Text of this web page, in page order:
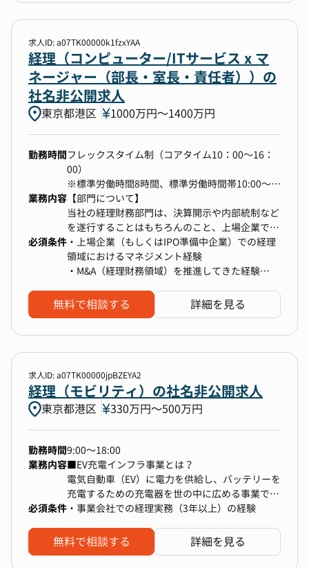
が各事業会社担当として全ての工程を担当いたし
ます。
通常、工程ごとに役割が分断されている環境が多
い中、一人で１社の経理業務を全て締められるた
め、経理としてのキャリア育成のスピードが圧倒
的に早くなります。
・幅広いキャリアの選択が可能な環境
個人のスキルによって、お任せしていく業務規
模・内容が変わっていきますので、同じ作業を何
年も続けると言ったような変化のなさにお困りに
なることもありません。
弊社は積極的な海外展開、M＆Aにより日本を含
め10カ国以上の海外拠点で事業を営んでおりま
す。そのため将来的には連結決算、子会社CFOや
グローバルファイナンス業務に携われるチャンス
経理として、自走して、成長していきたいという
前向きなお気持ちをお持ちの方には、プラスの機
・メンバーが成長できる組織
経理未経験で入社した方も幅広い経験を経て中核
メンバーとして活躍されている方もおり、成長・
学習意欲が高い方へは活躍の場を広げる機会を提
供します。
【本ポジションのやりがい】
・事業成長を続けている弊社では更なる事業拡大
を図るため、安定した経営基盤の構築に携わって
共に会社を大きく拡大していけるチャンスがあり
ます。
求人ID: a07TK00000k1fzxYAA
経理（コンピューター/ITサービス x マ
ネージャー（部長・室長・責任者））の
社名非公開求人
東京都港区 1000万円〜1400万円
勤務時間フレックスタイム制（コアタイム10：00～16：
00）
※標準労働時間8時間、標準労働時間帯10:00～
19：00
業務内容 【部門について】
当社の経理財務部門は、決算開示や内部統制など
を遂行することはもちろんのこと、上場企業であ
りながら、大きな変化を生み出していくために事
業開発部門との連携も密に進め、グループの成長
に積極的に貢献していく重要な役割/ミッション
います。
・部長：1名
・社員：5名
・派遣：2名
【ポジションのミッション・魅力】
下記のようなご経験を提供できるため、「将来的
にCFOを目指している」「経理財務領域で専門性
を更に高めたい」方には最適な環境が提供できる
必須条件 ・上場企業（もしくはIPO準備中企業）での経理
領域におけるマネジメント経験
・M&A（経理財務領域）を推進してきた経験
セス構築、業務改善の実務経験
・子会社管理の経験
無料で相談する 詳細を見る
求人ID: a07TK00000jpBZEYA2
経理（モビリティ）の社名非公開求人
東京都港区 330万円〜500万円
勤務時間9:00～18:00
業務内容■EV充電インフラ事業とは？
電気自動車（EV）に電力を供給し、バッテリーを
充電するための充電器を世の中に広める事業で
す。
の受注が40,000口に到達し、
日本国内の同業サービスの中でも圧倒的な成長率
必須条件 ・事業会社での経理実務（3年以上）の経験
無料で相談する 詳細を見る